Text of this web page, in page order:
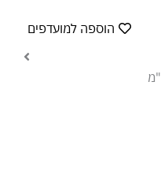
הוספה למועדפים